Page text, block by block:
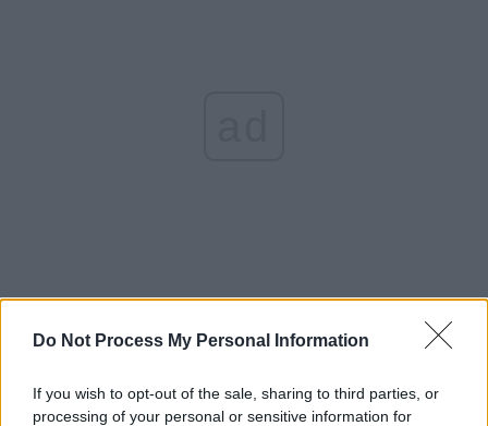
Do Not Process My Personal Information
If you wish to opt-out of the sale, sharing to third parties, or
processing of your personal or sensitive information for
Deși s-a folosit de emoțiile electoratului, de spaimele și
speranțele acestuia, Nicușor Dan nu dă doi bani pe